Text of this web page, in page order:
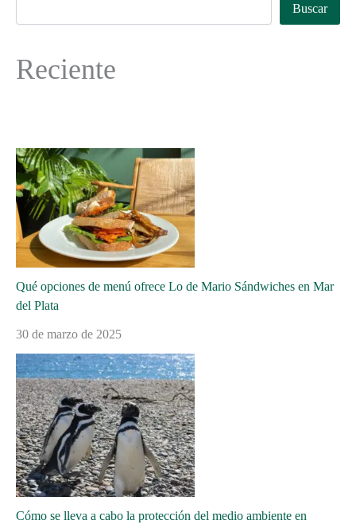
Buscar
Reciente
Qué opciones de menú ofrece Lo de Mario Sándwiches en Mar
del Plata
30 de marzo de 2025
Cómo se lleva a cabo la protección del medio ambiente en